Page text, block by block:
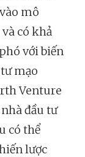
mô
có khả
với biến
mạo
Venture
đầu tư
có thể
lược